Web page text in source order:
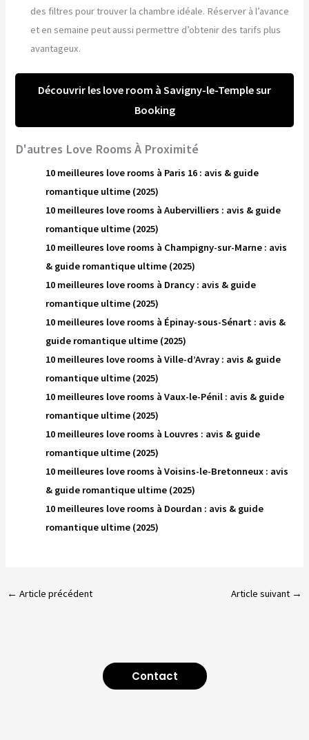
des filtres pour trouver la chambre idéale. Réserver à l’avance
et en semaine peut aussi permettre d’obtenir des tarifs plus
avantageux.
Découvrir les love room à Savigny-le-Temple sur
Booking
D'autres Love Rooms À Proximité
10 meilleures love rooms à Paris 16 : avis & guide
romantique ultime (2025)
10 meilleures love rooms à Aubervilliers : avis & guide
romantique ultime (2025)
10 meilleures love rooms à Champigny-sur-Marne : avis
& guide romantique ultime (2025)
10 meilleures love rooms à Drancy : avis & guide
romantique ultime (2025)
10 meilleures love rooms à Épinay-sous-Sénart : avis &
guide romantique ultime (2025)
10 meilleures love rooms à Ville-d’Avray : avis & guide
romantique ultime (2025)
10 meilleures love rooms à Vaux-le-Pénil : avis & guide
romantique ultime (2025)
10 meilleures love rooms à Louvres : avis & guide
romantique ultime (2025)
10 meilleures love rooms à Voisins-le-Bretonneux : avis
& guide romantique ultime (2025)
10 meilleures love rooms à Dourdan : avis & guide
romantique ultime (2025)
← Article précédent Article suivant →
Contact